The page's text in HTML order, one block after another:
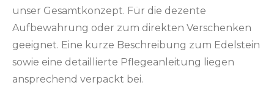
unser Gesamtkonzept. Für die dezente
Aufbewahrung oder zum direkten Verschenken
geeignet. Eine kurze Beschreibung zum Edelstein
sowie eine detaillierte Pflegeanleitung liegen
ansprechend verpackt bei.